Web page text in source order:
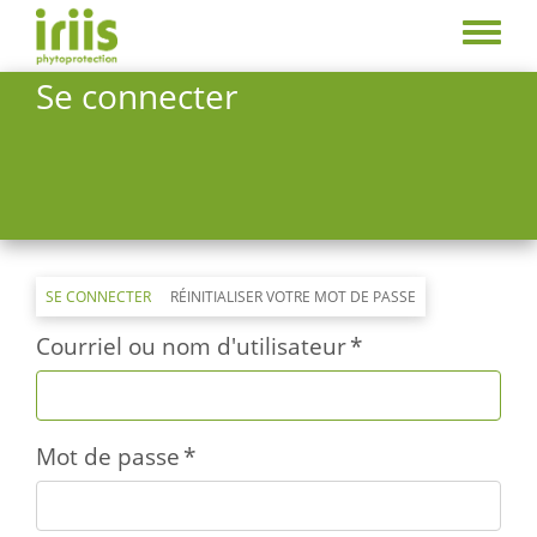
Aller
contenu
principal
Toggle
menu
Se connecter
Primary
tabs
SE CONNECTER (ONGLET
ACTIF)
RÉINITIALISER VOTRE MOT DE PASSE
Courriel ou nom d'utilisateur
Mot de passe